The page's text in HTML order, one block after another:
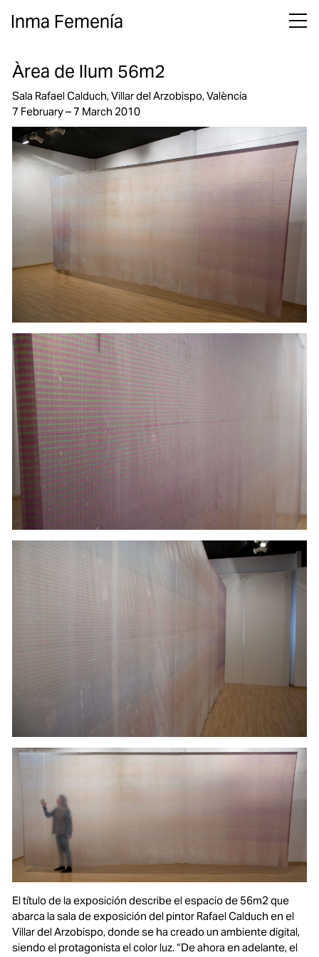
Inma Femenía
Àrea de llum 56m2
Sala Rafael Calduch, Villar del Arzobispo, València
7 February – 7 March 2010
El título de la exposición describe el espacio de 56m2 que
abarca la sala de exposición del pintor Rafael Calduch en el
Villar del Arzobispo, donde se ha creado un ambiente digital,
siendo el protagonista el color luz.“De ahora en adelante, el